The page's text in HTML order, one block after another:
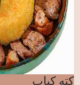
کته کباب